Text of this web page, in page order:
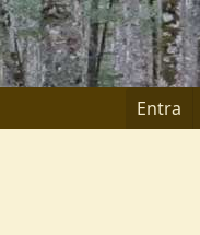
Entra